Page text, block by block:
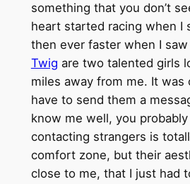
something that you don’t
heart started racing when I
then ever faster when I
Twig are two talented girls
miles away from me. It was
have to send them a
know me well, you
contacting strangers is
comfort zone, but their
close to me, that I just had